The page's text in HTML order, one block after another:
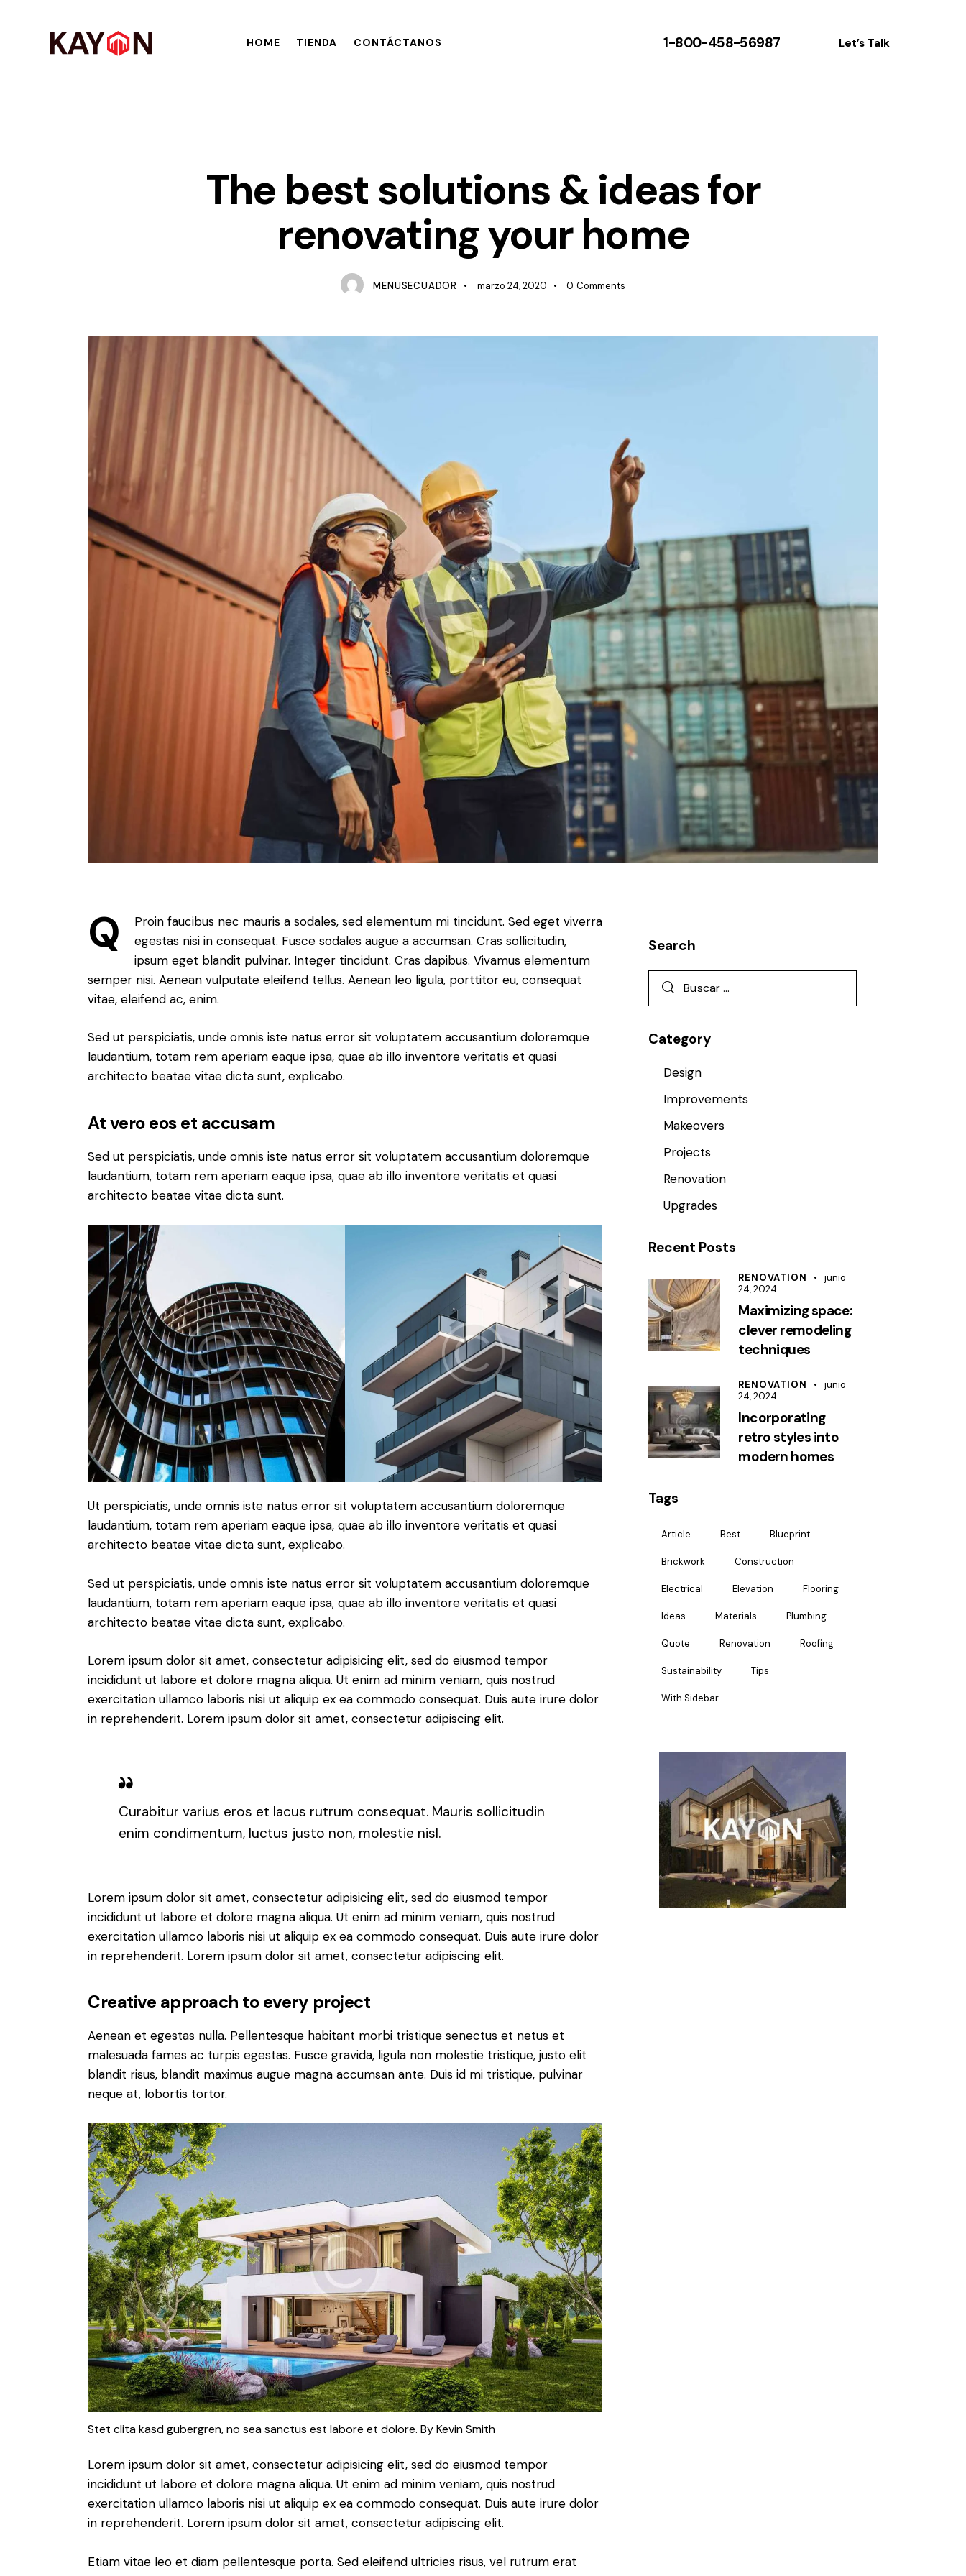
HOME TIENDA CONTÁCTANOS 1-800-458-56987 Let’s Talk
The best solutions & ideas for
renovating your home
MENUSECUADOR marzo 24, 2020 0 Comments
Q
Proin faucibus nec mauris a sodales, sed elementum mi tincidunt. Sed eget viverra
egestas nisi in consequat. Fusce sodales augue a accumsan. Cras sollicitudin,
ipsum eget blandit pulvinar. Integer tincidunt. Cras dapibus. Vivamus elementum
semper nisi. Aenean vulputate eleifend tellus. Aenean leo ligula, porttitor eu, consequat
vitae, eleifend ac, enim.
Sed ut perspiciatis, unde omnis iste natus error sit voluptatem accusantium doloremque
laudantium, totam rem aperiam eaque ipsa, quae ab illo inventore veritatis et quasi
architecto beatae vitae dicta sunt, explicabo.
At vero eos et accusam
Sed ut perspiciatis, unde omnis iste natus error sit voluptatem accusantium doloremque
laudantium, totam rem aperiam eaque ipsa, quae ab illo inventore veritatis et quasi
architecto beatae vitae dicta sunt.
Ut perspiciatis, unde omnis iste natus error sit voluptatem accusantium doloremque
laudantium, totam rem aperiam eaque ipsa, quae ab illo inventore veritatis et quasi
architecto beatae vitae dicta sunt, explicabo.
Sed ut perspiciatis, unde omnis iste natus error sit voluptatem accusantium doloremque
laudantium, totam rem aperiam eaque ipsa, quae ab illo inventore veritatis et quasi
architecto beatae vitae dicta sunt, explicabo.
Lorem ipsum dolor sit amet, consectetur adipisicing elit, sed do eiusmod tempor
incididunt ut labore et dolore magna aliqua. Ut enim ad minim veniam, quis nostrud
exercitation ullamco laboris nisi ut aliquip ex ea commodo consequat. Duis aute irure dolor
in reprehenderit. Lorem ipsum dolor sit amet, consectetur adipiscing elit.
Curabitur varius eros et lacus rutrum consequat. Mauris sollicitudin
enim condimentum, luctus justo non, molestie nisl.
Lorem ipsum dolor sit amet, consectetur adipisicing elit, sed do eiusmod tempor
incididunt ut labore et dolore magna aliqua. Ut enim ad minim veniam, quis nostrud
exercitation ullamco laboris nisi ut aliquip ex ea commodo consequat. Duis aute irure dolor
in reprehenderit. Lorem ipsum dolor sit amet, consectetur adipiscing elit.
Creative approach to every project
Aenean et egestas nulla. Pellentesque habitant morbi tristique senectus et netus et
malesuada fames ac turpis egestas. Fusce gravida, ligula non molestie tristique, justo elit
blandit risus, blandit maximus augue magna accumsan ante. Duis id mi tristique, pulvinar
neque at, lobortis tortor.
Stet clita kasd gubergren, no sea sanctus est labore et dolore. ByKevin Smith
Lorem ipsum dolor sit amet, consectetur adipisicing elit, sed do eiusmod tempor
incididunt ut labore et dolore magna aliqua. Ut enim ad minim veniam, quis nostrud
exercitation ullamco laboris nisi ut aliquip ex ea commodo consequat. Duis aute irure dolor
in reprehenderit. Lorem ipsum dolor sit amet, consectetur adipiscing elit.
Etiam vitae leo et diam pellentesque porta. Sed eleifend ultricies risus, vel rutrum erat
Search
Category
Design
Improvements
Makeovers
Projects
Renovation
Upgrades
Recent Posts
RENOVATION
junio
24, 2024
Maximizing space:
clever remodeling
techniques
RENOVATION
junio
24, 2024
Incorporating
retro styles into
modern homes
Tags
Article Best Blueprint
Brickwork Construction
Electrical Elevation Flooring
Ideas Materials Plumbing
Quote Renovation Roofing
Sustainability Tips
With Sidebar